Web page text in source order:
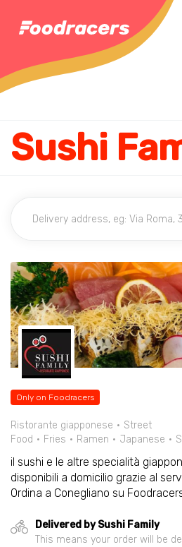
Sushi
Only on Foodracers
Ristorante giapponese
Street
Food
Fries Ramen Japanese
il sushi e le altre specialità
disponibili a domicilio grazie al
Ordina a Conegliano su
Delivered by Sushi Family
This means your order will be